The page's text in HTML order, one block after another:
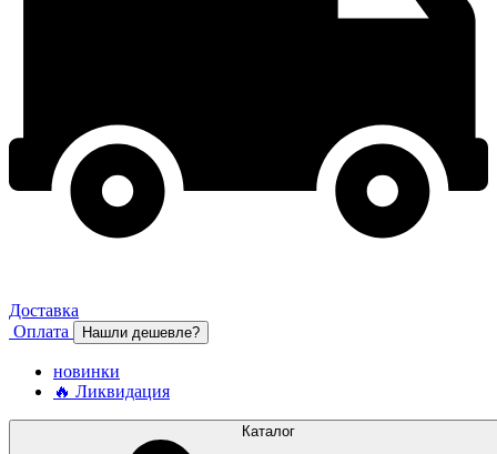
Доставка
Оплата
Нашли дешевле?
новинки
🔥 Ликвидация
Каталог